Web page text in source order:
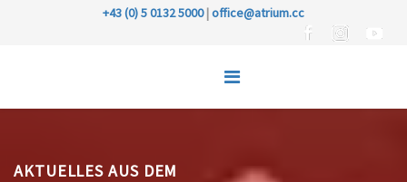
+43 (0) 5 0132 5000|office@atrium.cc
AKTUELLES AUS DEM